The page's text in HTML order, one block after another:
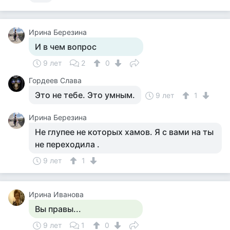
Ирина Березина
И в чем вопрос
9 лет 2
0
Гордеев Слава
Это не тебе. Это умным. 9 лет 1
Ирина Березина
Не глупее не которых хамов. Я с вами на ты
не переходила .
9 лет 1
Ирина Иванова
Вы правы...
9 лет 1
0